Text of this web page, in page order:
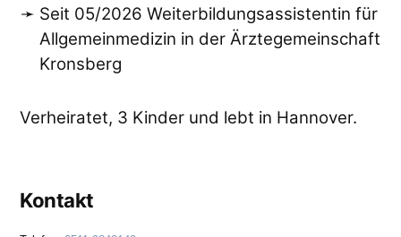
Seit 05/2026 Weiterbildungsassistentin für
Allgemeinmedizin in der Ärztegemeinschaft
Kronsberg
Verheiratet, 3 Kinder und lebt in Hannover.
Kontakt